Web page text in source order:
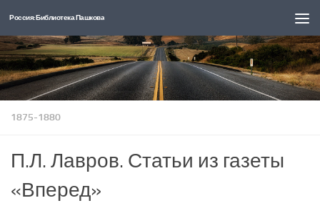
Перейти к содержимому
Россия: Библиотека Пашкова
1875-1880
П.Л. Лавров. Статьи из газеты
«Вперед»